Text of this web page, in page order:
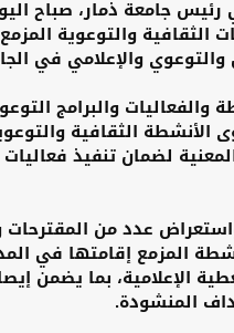
جامعة ذمار، صباح
والتوعوية
والتوعوي والإعلامي في
والبرامج
الأنشطة الثقافية
لضمان تنفيذ
عدد من المقترحات
المزمع إقامتها في
الإعلامية، بما يضمن
المنشودة.